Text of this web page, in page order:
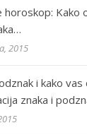
horoskop: Kako
2015
i kako vas
znaka i